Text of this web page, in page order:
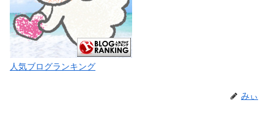
人気ブログランキング
みぃ